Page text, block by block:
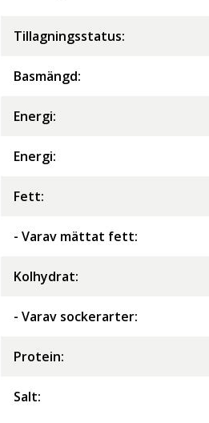
Tillagningsstatus:
Basmängd:
Energi:
Energi:
Fett:
- Varav mättat fett:
Kolhydrat:
- Varav sockerarter:
Protein:
Salt: